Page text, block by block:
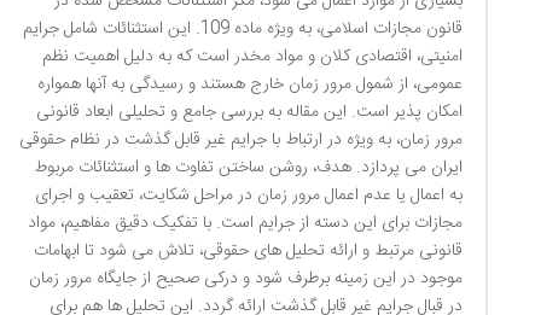
قانون مجازات اسلامی، به ویژه ماده 109. این استثنائات شامل جرایم
امنیتی، اقتصادی کلان و مواد مخدر است که به دلیل اهمیت نظم
عمومی، از شمول مرور زمان خارج هستند و رسیدگی به آنها همواره
امکان پذیر است. این مقاله به بررسی جامع و تحلیلی ابعاد قانونی
مرور زمان، به ویژه در ارتباط با جرایم غیر قابل گذشت در نظام حقوقی
ایران می پردازد. هدف، روشن ساختن تفاوت ها و استثنائات مربوط
به اعمال یا عدم اعمال مرور زمان در مراحل شکایت، تعقیب و اجرای
مجازات برای این دسته از جرایم است. با تفکیک دقیق مفاهیم، مواد
قانونی مرتبط و ارائه تحلیل های حقوقی، تلاش می شود تا ابهامات
موجود در این زمینه برطرف شود و درکی صحیح از جایگاه مرور زمان
در قبال جرایم غیر قابل گذشت ارائه گردد. این تحلیل ها هم برای